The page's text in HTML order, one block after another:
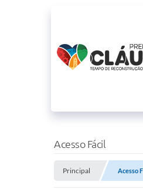
Acesso Fácil
Principal Acesso